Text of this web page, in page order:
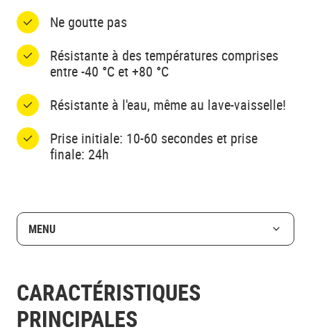
Ne goutte pas
Résistante à des températures comprises
entre -40 °C et +80 °C
Résistante à l'eau, même au lave-vaisselle!
Prise initiale: 10-60 secondes et prise
finale: 24h
MENU
CARACTÉRISTIQUES
PRINCIPALES